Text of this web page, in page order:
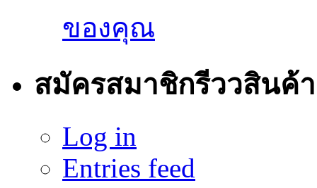
ของคุณ
สมัครสมาชิกรีววสินค้า
Log in
Entries feed